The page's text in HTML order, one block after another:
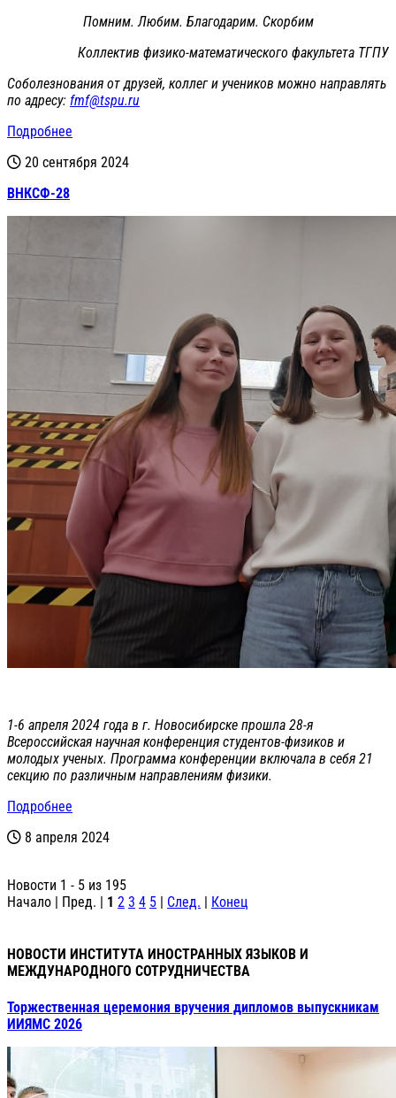
Помним. Любим. Благодарим. Скорбим
Коллектив физико-математического факультета ТГПУ
Соболезнования от друзей, коллег и учеников можно направлять
по адресу: fmf@tspu.ru
Подробнее
20 сентября 2024
ВНКСФ-28
1-6 апреля 2024 года в г. Новосибирске прошла 28-я
Всероссийская научная конференция студентов-физиков и
молодых ученых. Программа конференции включала в себя 21
секцию по различным направлениям физики.
Подробнее
8 апреля 2024
Новости 1 - 5 из 195
Начало | Пред. | 1 2 3 4 5 | След. | Конец
НОВОСТИ ИНСТИТУТА ИНОСТРАННЫХ ЯЗЫКОВ И
МЕЖДУНАРОДНОГО СОТРУДНИЧЕСТВА
Торжественная церемония вручения дипломов выпускникам
ИИЯМС 2026